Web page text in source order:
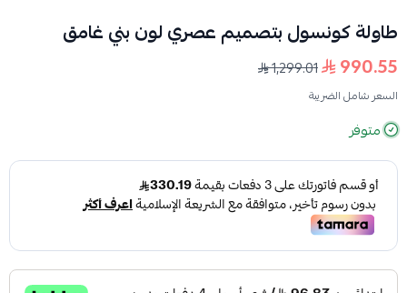
طاولة كونسول بتصميم عصري لون بني غامق
990.55
1,299.01
السعر شامل الضريبة
متوفر